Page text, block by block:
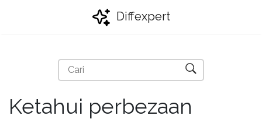
Diffexpert
Ketahui perbezaan